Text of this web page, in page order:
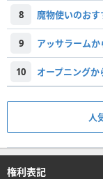
8 魔物使いのお
9 アッサラーム
10 オープニング
人
権利表記